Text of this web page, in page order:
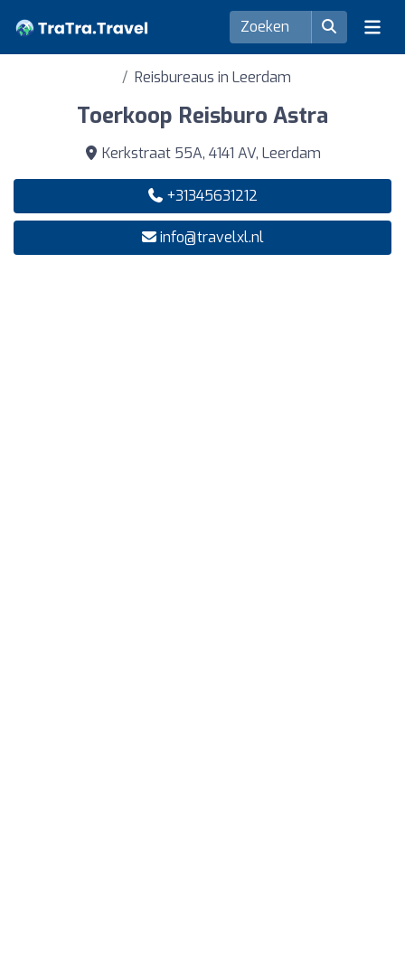
Reisbureaus in Leerdam
Toerkoop Reisburo Astra
Kerkstraat 55A, 4141 AV, Leerdam
+31345631212
info@travelxl.nl